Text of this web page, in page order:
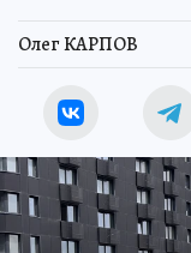
Олег КАРПОВ